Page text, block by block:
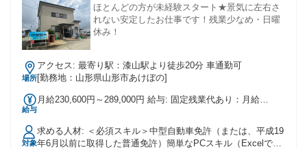
ワークOK ・高収入、高月給を実現したい方！ ・髪の毛基本
自由 ・友達同士の応募もOK！ ・車持込み ・貸出どちらもOK
・以下のご経験をお持ちの方もお待ちしております! 倉庫作業
/ 派遣 / 期間工 /個人事業主 / フリーランス / 工場勤務 / 運送 /
/ 軽ドライバー / 軽貨物ドライバー / バスドライバー / タクシ
ードライバー / ルート配送 / 運送ドライバー / 配達業務 / トレ
便 /軽ドライバー など 様々な業界からの転職者が活躍してい
ハローワークでお仕事をお探しの方も歓迎!
ほとんどの方が未経験スタート★景気に左右さ
れない安定したお仕事です！残業少なめ・日曜
休み！
場所
アクセス: 最寄り駅：漆山駅より徒歩20分 車通勤可
[勤務地：山形県山形市あけぼの]
給与
月給230,600円～289,000円 給与: 固定残業代あり：月給
￥10,000〜￥30,000（1時間相当分）を含む。1時間を超える
残業代は追加で支給する。
対象
求める人材: ＜必須スキル＞中型自動車免許（または、平成19
年6月以前に取得した普通免許）簡単なPCスキル（Excelで文